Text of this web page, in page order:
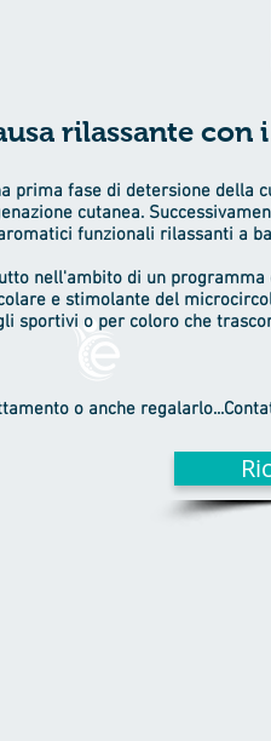
rilassante
prima fase di detersione
cutanea.
funzionali rilassanti a
nell'ambito di un
e stimolante del
sportivi o per coloro che
o anche